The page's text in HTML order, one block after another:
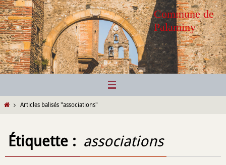
Passer
vers
le
contenu
Commune de
Palaminy
HomeArticles balisés "associations"
Étiquette : associations